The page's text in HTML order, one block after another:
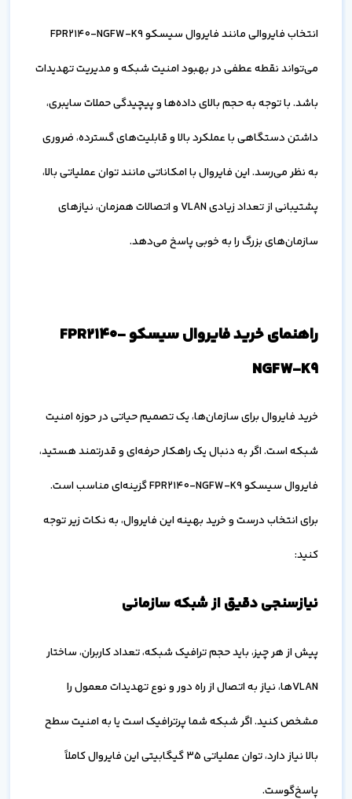
انتخاب فایروالی مانند فایروال سیسکو FPR2140-NGFW-K9
می‌تواند نقطه عطفی در بهبود امنیت شبکه و مدیریت تهدیدات
باشد. با توجه به حجم بالای داده‌ها و پیچیدگی حملات سایبری،
داشتن دستگاهی با عملکرد بالا و قابلیت‌های گسترده، ضروری
به نظر می‌رسد. این فایروال با امکاناتی مانند توان عملیاتی بالا،
پشتیبانی از تعداد زیادی VLAN و اتصالات همزمان، نیازهای
سازمان‌های بزرگ را به خوبی پاسخ می‌دهد.
راهنمای خرید فایروال سیسکو FPR2140-
NGFW-K9
خرید فایروال برای سازمان‌ها، یک تصمیم حیاتی در حوزه امنیت
شبکه است. اگر به دنبال یک راهکار حرفه‌ای و قدرتمند هستید،
فایروال سیسکو FPR2140-NGFW-K9 گزینه‌ای مناسب است.
برای انتخاب درست و خرید بهینه این فایروال، به نکات زیر توجه
کنید:
نیازسنجی دقیق از شبکه سازمانی
پیش از هر چیز، باید حجم ترافیک شبکه، تعداد کاربران، ساختار
VLANها، نیاز به اتصال از راه دور و نوع تهدیدات معمول را
مشخص کنید. اگر شبکه شما پرترافیک است یا به امنیت سطح
بالا نیاز دارد، توان عملیاتی ۳۵ گیگابیتی این فایروال کاملاً
پاسخ‌گوست.